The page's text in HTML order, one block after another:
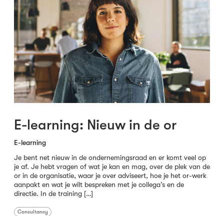
E-learning: Nieuw in de or
E-learning
Je bent net nieuw in de ondernemingsraad en er komt veel op
je af. Je hebt vragen of wat je kan en mag, over de plek van de
or in de organisatie, waar je over adviseert, hoe je het or-werk
aanpakt en wat je wilt bespreken met je collega’s en de
directie. In de training […]
Consultancy